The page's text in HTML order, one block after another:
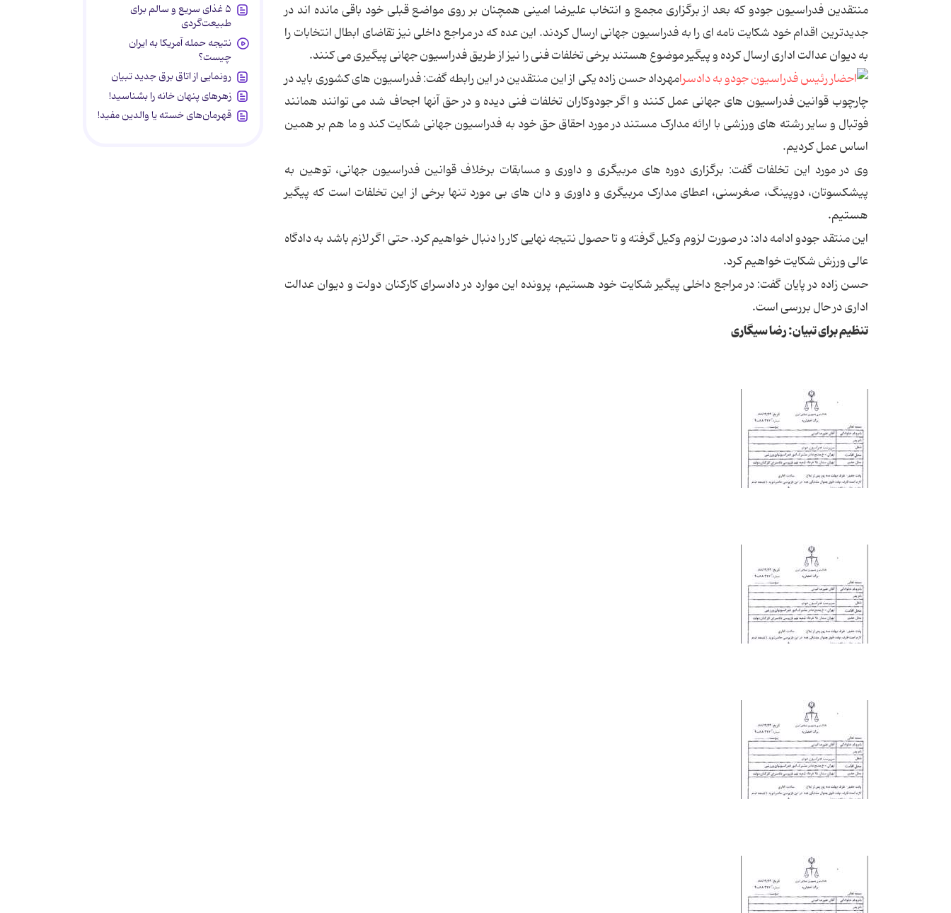
منتقدین فدراسیون جودو که بعد از برگزاری مجمع و انتخاب علیرضا امینی همچنان بر روی مواضع قبلی خود باقی مانده اند در
جدیدترین اقدام خود شکایت نامه ای را به فدراسیون جهانی ارسال کردند. این عده که در مراجع داخلی نیز تقاضای ابطال انتخابات را
به دیوان عدالت اداری ارسال کرده و پیگیر موضوع هستند برخی تخلفات فنی را نیز از طریق فدراسیون جهانی پیگیری می کنند.
مهرداد حسن زاده یکی از این منتقدین در این رابطه گفت: فدراسیون های کشوری باید در
چارچوب قوانین فدراسیون های جهانی عمل کنند و اگر جودوکاران تخلفات فنی دیده و در حق آنها اجحاف شد می توانند همانند
فوتبال و سایر رشته های ورزشی با ارائه مدارک مستند در مورد احقاق حق خود به فدراسیون جهانی شکایت کند و ما هم بر همین
اساس عمل کردیم.
وی در مورد این تخلفات گفت: برگزاری دوره های مربیگری و داوری و مسابقات برخلاف قوانین فدراسیون جهانی، توهین به
پیشکسوتان، دوپینگ، صغرسنی، اعطای مدارک مربیگری و داوری و دان های بی مورد تنها برخی از این تخلفات است که پیگیر
هستیم.
این منتقد جودو ادامه داد: در صورت لزوم وکیل گرفته و تا حصول نتیجه نهایی کار را دنبال خواهیم کرد. حتی اگر لازم باشد به دادگاه
عالی ورزش شکایت خواهیم کرد.
حسن زاده در پایان گفت: در مراجع داخلی پیگیر شکایت خود هستیم، پرونده این موارد در دادسرای کارکنان دولت و دیوان عدالت
اداری در حال بررسی است.
تنظیم برای تبیان: رضا سیگاری
۵ غذای سریع و سالم برای
طبیعت‌گردی
نتیجه حمله آمریکا به ایران
چیست؟
رونمایی از اتاق برق جدید تبیان
زهرهای پنهان خانه را بشناسید!
قهرمان‌های خسته یا والدین مفید!